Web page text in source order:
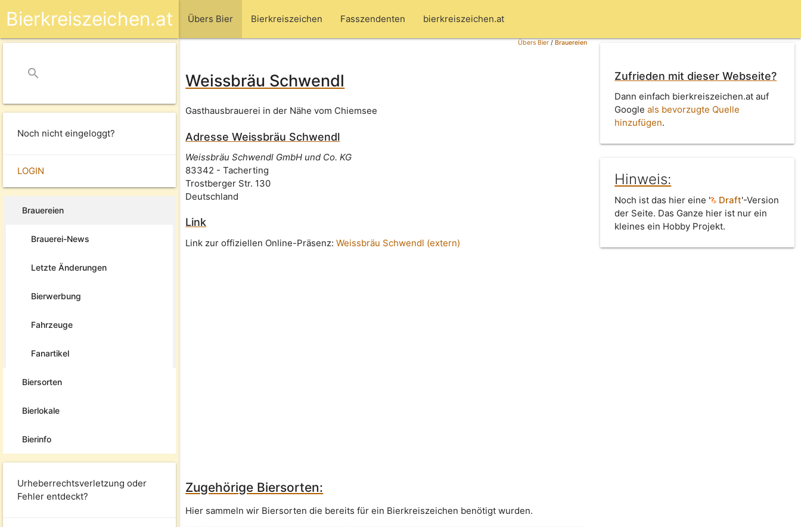
Übers Bier Bierkreiszeichen Fasszendenten bierkreiszeichen.at
Bierkreiszeichen.at
search
Noch nicht eingeloggt?
LOGIN
Brauereien
Brauerei-News
Letzte Änderungen
Bierwerbung
Fahrzeuge
Fanartikel
Biersorten
Bierlokale
Bierinfo
Urheberrechtsverletzung oder
Fehler entdeckt?
Übers Bier/Brauereien
Weissbräu Schwendl
Gasthausbrauerei in der Nähe vom Chiemsee
AdresseWeissbräu Schwendl
Weissbräu Schwendl GmbH und Co. KG
83342 -Tacherting
Trostberger Str. 130
Deutschland
Link
Link zur offiziellen Online-Präsenz:Weissbräu Schwendl (extern)
Zufrieden mit dieser Webseite?
Dann einfach bierkreiszeichen.at auf
Googleals bevorzugte Quelle
hinzufügen.
Hinweis:
Noch ist das hier eine ' Draft'-Version
der Seite. Das Ganze hier ist nur ein
kleines ein Hobby Projekt.
Zugehörige Biersorten:
Hier sammeln wir Biersorten die bereits für ein Bierkreiszeichen benötigt wurden.